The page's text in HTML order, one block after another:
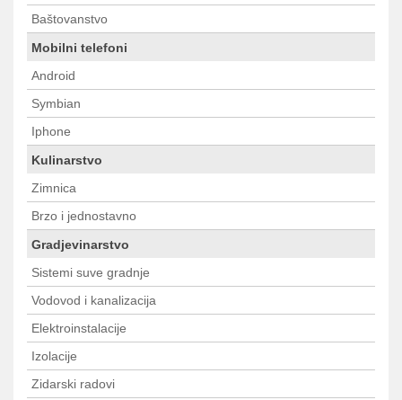
Baštovanstvo
Mobilni telefoni
Android
Symbian
Iphone
Kulinarstvo
Zimnica
Brzo i jednostavno
Gradjevinarstvo
Sistemi suve gradnje
Vodovod i kanalizacija
Elektroinstalacije
Izolacije
Zidarski radovi